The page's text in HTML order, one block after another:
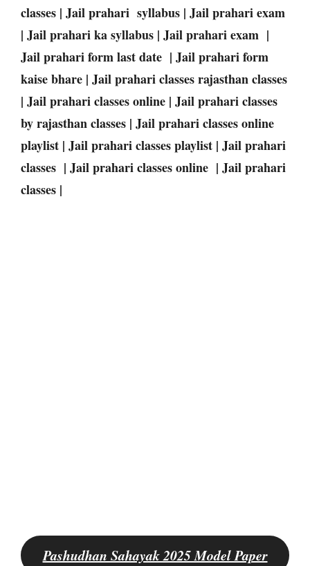
classes | Jail prahari syllabus | Jail prahari exam
| Jail prahari ka syllabus | Jail prahari exam |
Jail prahari form last date | Jail prahari form
kaise bhare | Jail prahari classes rajasthan classes
| Jail prahari classes online | Jail prahari classes
by rajasthan classes | Jail prahari classes online
playlist | Jail prahari classes playlist | Jail prahari
classes | Jail prahari classes online | Jail prahari
classes |
Pashudhan Sahayak 2025 Model Paper